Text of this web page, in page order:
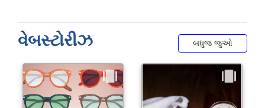
વેબસ્ટોરીઝ બધુજ જુઓ